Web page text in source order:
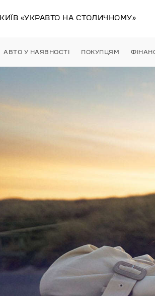
КИЇВ «УКРАВТО НА СТОЛИЧНОМУ»
АВТО У НАЯВНОСТІ ПОКУПЦЯМ